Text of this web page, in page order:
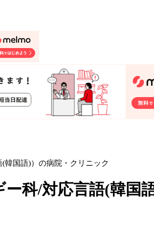
韓国語)）の病院・クリニック
ー科/対応言語(韓国